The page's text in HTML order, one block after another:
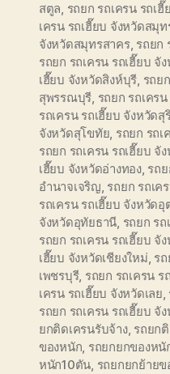
สตูล, รถยก รถเครน รถเ
เครน รถเฮี๊ยบ จังหวัดสมุ
จังหวัดสมุทรสาคร, รถยก
รถยก รถเครน รถเฮี๊ยบ จั
เฮี๊ยบ จังหวัดสิงห์บุรี, รถย
สุพรรณบุรี, รถยก รถเคร
รถเครน รถเฮี๊ยบ จังหวัดสุ
จังหวัดสุโขทัย, รถยก รถ
รถยก รถเครน รถเฮี๊ยบ จั
เฮี๊ยบ จังหวัดอ่างทอง, รถ
อำนาจเจริญ, รถยก รถเค
รถเครน รถเฮี๊ยบ จังหวัด
จังหวัดอุทัยธานี, รถยก ร
รถยก รถเครน รถเฮี๊ยบ จั
เฮี๊ยบ จังหวัดเชียงใหม่, ร
เพชรบุรี, รถยก รถเครน
เครน รถเฮี๊ยบ จังหวัดเลย,
รถยก รถเครน รถเฮี๊ยบ จั
ยกติดเครนรับจ้าง, รถยก
ของหนัก, รถยกยกของหนั
หนัก10ตัน, รถยกยกย้าย